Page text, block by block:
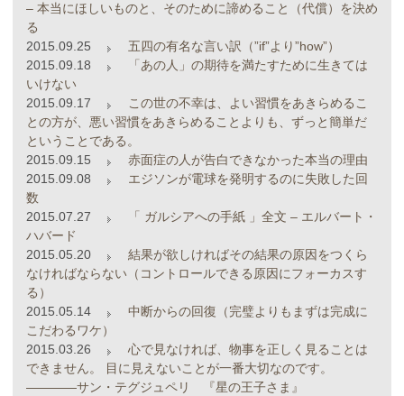
– 本当にほしいものと、そのために諦めること（代償）を決め
る
2015.09.25
五四の有名な言い訳（”if”より”how”）
2015.09.18
「あの人」の期待を満たすために生きては
いけない
2015.09.17
この世の不幸は、よい習慣をあきらめるこ
との方が、悪い習慣をあきらめることよりも、ずっと簡単だ
ということである。
2015.09.15
赤面症の人が告白できなかった本当の理由
2015.09.08
エジソンが電球を発明するのに失敗した回
数
2015.07.27
「 ガルシアへの手紙 」全文 – エルバート・
ハバード
2015.05.20
結果が欲しければその結果の原因をつくら
なければならない（コントロールできる原因にフォーカスす
る）
2015.05.14
中断からの回復（完璧よりもまずは完成に
こだわるワケ）
2015.03.26
心で見なければ、物事を正しく見ることは
できません。 目に見えないことが一番大切なのです。
――――サン・テグジュペリ 『星の王子さま』